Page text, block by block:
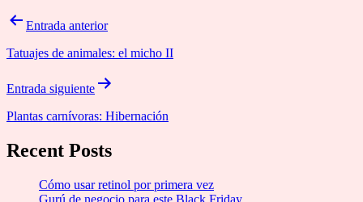
Navegación
entradas
Entrada anterior
Tatuajes de animales: el micho II
Entrada siguiente
Plantas carnívoras: Hibernación
Recent Posts
Cómo usar retinol por primera vez
Gurú de negocio para este Black Friday